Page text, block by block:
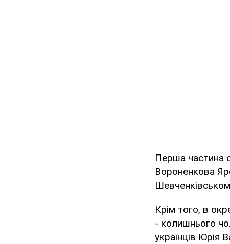
Перша частина
Вороненкова
Крім того, в
- колишнього
українців Юрія